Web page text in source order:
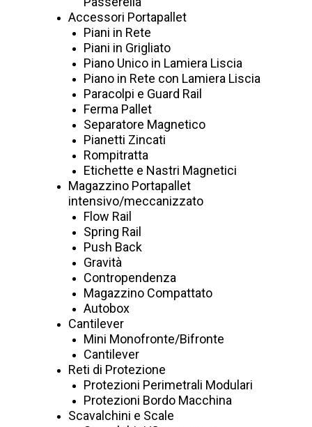
Accessori Portapallet
Piani in Rete
Piani in Grigliato
Piano Unico in Lamiera Liscia
Piano in Rete con Lamiera Liscia
Paracolpi e Guard Rail
Ferma Pallet
Separatore Magnetico
Pianetti Zincati
Rompitratta
Etichette e Nastri Magnetici
Magazzino Portapallet
intensivo/meccanizzato
Flow Rail
Spring Rail
Push Back
Gravità
Contropendenza
Magazzino Compattato
Autobox
Cantilever
Mini Monofronte/Bifronte
Cantilever
Reti di Protezione
Protezioni Perimetrali Modulari
Protezioni Bordo Macchina
Scavalchini e Scale
Portapallet standard APR
UNI EN 16681 –
Sismoresistente
Manuale di montaggio, uso e
manutenzione
NUOVE LINEE GUIDA 2023 PER LA
PROGETTAZIONE, CONSIGLIO
SUPERIORE DEI LAVORI
PUBBLICI.
Magazzini Portapalletsono indicati per operazioni di
deposito di materiale su pallet, stoccaggio di contenitori,
scatole, gabbie, ecc. Rispondono con estreme versatilità e
flessibilità all’ immagazzinaggio di moltissima merce di
dimensioni e peso diverse utilizzando ordinatamente lo